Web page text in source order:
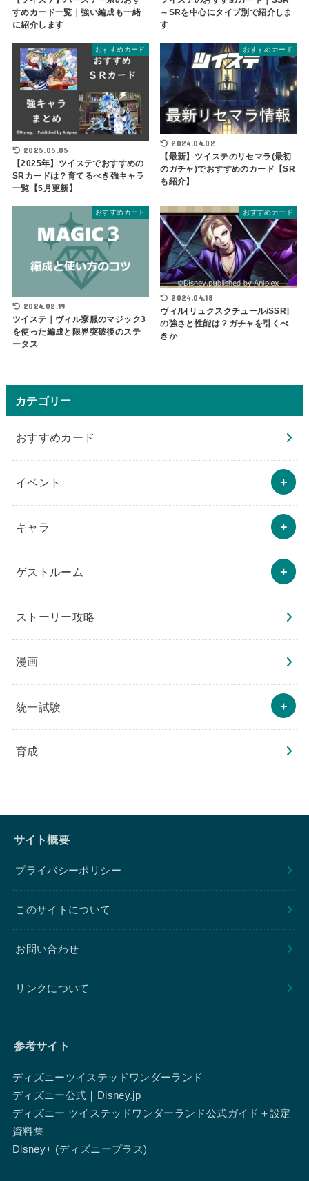
すめカード一覧｜強い編成も一緒
に紹介します
～SRを中心にタイプ別で紹介しま
す
おすすめカード
2025.05.05
【2025年】ツイステでおすすめの
SRカードは？育てるべき強キャラ
一覧【5月更新】
おすすめカード
2024.04.02
【最新】ツイステのリセマラ(最初
のガチャ)でおすすめのカード【SR
も紹介】
おすすめカード
2024.02.19
ツイステ｜ヴィル寮服のマジック3
を使った編成と限界突破後のステ
ータス
おすすめカード
2024.04.18
ヴィル[リュクスクチュール/SSR]
の強さと性能は？ガチャを引くべ
きか
カテゴリー
おすすめカード
イベント
キャラ
ゲストルーム
ストーリー攻略
漫画
統一試験
育成
サイト概要
プライバシーポリシー
このサイトについて
お問い合わせ
リンクについて
参考サイト
ディズニーツイステッドワンダーランド
ディズニー公式｜Disney.jp
ディズニー ツイステッドワンダーランド公式ガイド＋設定
資料集
Disney+ (ディズニープラス)